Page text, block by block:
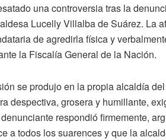
una controversia tras la
Lucelly Villalba de Suárez. La
de agredirla física y
la Fiscalía General de la Nación.
se produjo en la propia alcaldía
despectiva, grosera y humillante,
respondió firmemente,
a todos los suarences y que la